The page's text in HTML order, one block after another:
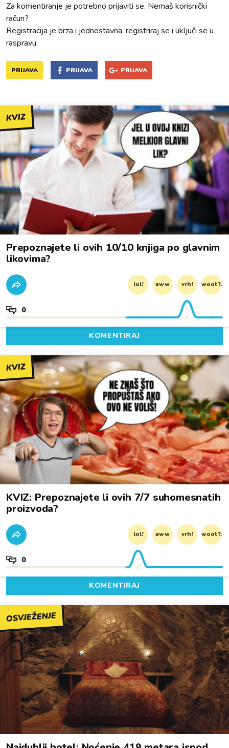
Za komentiranje je potrebno prijaviti se. Nemaš korisnički
račun?
Registracija je brza i jednostavna, registriraj se i uključi se u
raspravu.
PRIJAVA PRIJAVA PRIJAVA
KVIZ
Prepoznajete li ovih 10/10 knjiga po glavnim
likovima?
lol! aww vrh! woot?!
0
KOMENTIRAJ
KVIZ
KVIZ: Prepoznajete li ovih 7/7 suhomesnatih
proizvoda?
lol! aww vrh! woot?!
0
KOMENTIRAJ
OSVJEŽENJE